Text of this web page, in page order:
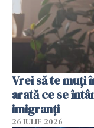
Vrei să te muți
arată ce se
imigranți
26 IULIE 2026